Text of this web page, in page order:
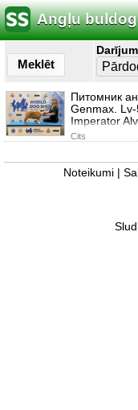
Angļu
Meklēt
Питомник
Genmax.
Imperator
Cits
Noteikumi